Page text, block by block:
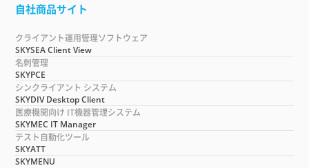
自社商品サイト
クライアント運用管理ソフトウェア
SKYSEA Client View
名刺管理
SKYPCE
シンクライアント システム
SKYDIV Desktop Client
医療機関向け IT機器管理システム
SKYMEC IT Manager
テスト自動化ツール
SKYATT
SKYMENU